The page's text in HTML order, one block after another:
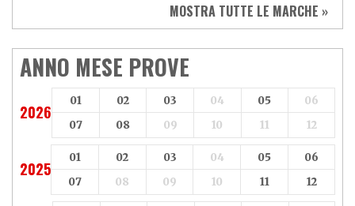
Yamaha
Aeon
Aspes
Axy
Baotian
MOSTRA TUTTE LE MARCHE »
ANNO MESE PROVE
2026
01 02 03 04 05
06
07
08 09 10 11 12
2025
01 02 03 04 05
06
07
08 09 10 11 12